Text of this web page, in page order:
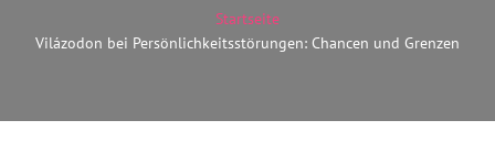
Startseite
Vilá­zodon bei Persönlichkeitsstörungen: Chancen und Grenzen